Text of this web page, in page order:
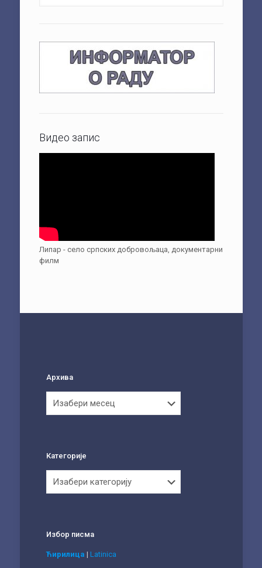
Видео запис
Липар - село српских добровољаца, документарни
филм
Архива
Категорије
Избор писма
Ћирилица | Latinica